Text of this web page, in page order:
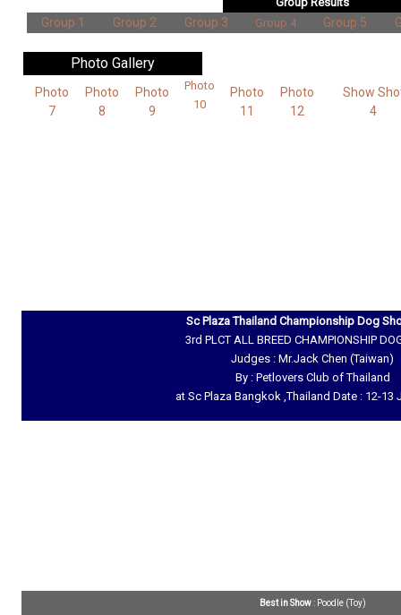
Group 1 Group 2 Group 3 Group 4 Group 5
Photo Gallery
Photo
7
Photo
8
Photo
9
Photo
10
Photo
11
Photo
12
Show
4
Sc Plaza Thailand Championship Dog
3rd PLCT ALL BREED CHAMPIONSHIP
Judges : Mr.Jack Chen (Taiwan)
By : Petlovers Club of Thailand
at Sc Plaza Bangkok ,Thailand Date : 12-13
Best in Show: Poodle (Toy)